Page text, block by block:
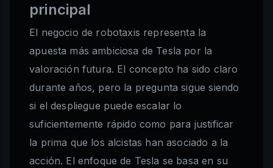
principal
El negocio de robotaxis representa la
apuesta más ambiciosa de Tesla por la
valoración futura. El concepto ha sido claro
durante años, pero la pregunta sigue siendo
si el despliegue puede escalar lo
suficientemente rápido como para justificar
la prima que los alcistas han asociado a la
acción. El enfoque de Tesla se basa en su